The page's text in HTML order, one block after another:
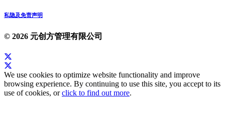
私隐及免责声明
© 2026 元创方管理有限公司
We use cookies to optimize website functionality and improve
browsing experience. By continuing to use this site, you accept to its
use of cookies, orclick to find out more.